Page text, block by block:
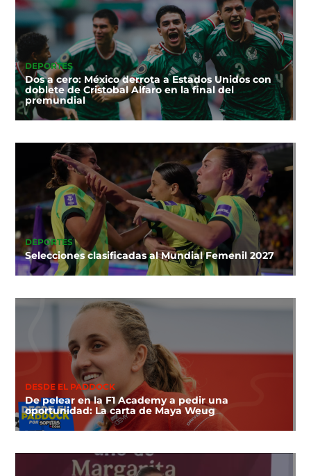
DEPORTES
Dos a cero: México derrota a Estados Unidos con
doblete de Cristobal Alfaro en la final del
premundial
DEPORTES
Selecciones clasificadas al Mundial Femenil 2027
DESDE EL PADDOCK
De pelear en la F1 Academy a pedir una
oportunidad: La carta de Maya Weug